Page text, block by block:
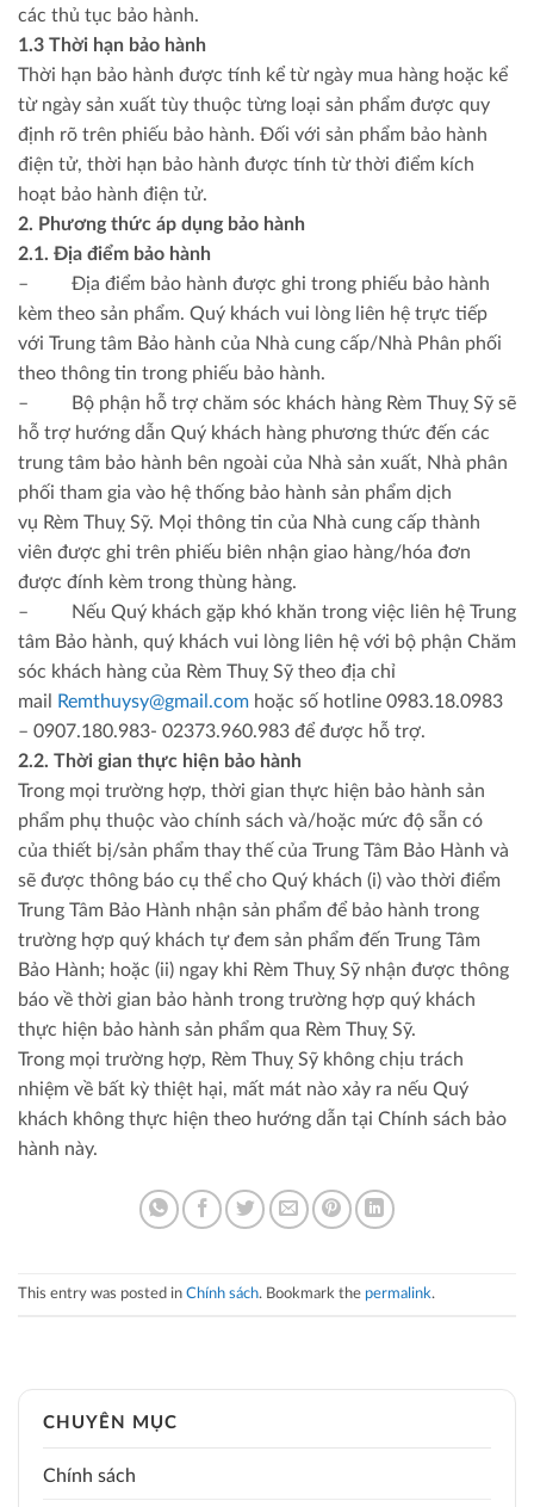
các thủ tục bảo hành.
1.3 Thời hạn bảo hành
Thời hạn bảo hành được tính kể từ ngày mua hàng hoặc kể
từ ngày sản xuất tùy thuộc từng loại sản phẩm được quy
định rõ trên phiếu bảo hành. Đối với sản phẩm bảo hành
điện tử, thời hạn bảo hành được tính từ thời điểm kích
hoạt bảo hành điện tử.
2. Phương thức áp dụng bảo hành
2.1. Địa điểm bảo hành
– Địa điểm bảo hành được ghi trong phiếu bảo hành
kèm theo sản phẩm. Quý khách vui lòng liên hệ trực tiếp
với Trung tâm Bảo hành của Nhà cung cấp/Nhà Phân phối
theo thông tin trong phiếu bảo hành.
– Bộ phận hỗ trợ chăm sóc khách hàng Rèm Thuỵ Sỹ sẽ
hỗ trợ hướng dẫn Quý khách hàng phương thức đến các
trung tâm bảo hành bên ngoài của Nhà sản xuất, Nhà phân
phối tham gia vào hệ thống bảo hành sản phẩm dịch
vụ Rèm Thuỵ Sỹ. Mọi thông tin của Nhà cung cấp thành
viên được ghi trên phiếu biên nhận giao hàng/hóa đơn
được đính kèm trong thùng hàng.
– Nếu Quý khách gặp khó khăn trong việc liên hệ Trung
tâm Bảo hành, quý khách vui lòng liên hệ với bộ phận Chăm
sóc khách hàng của Rèm Thuỵ Sỹ theo địa chỉ
mail
Remthuysy@gmail.com hoặc số hotline 0983.18.0983
– 0907.180.983- 02373.960.983 để được hỗ trợ.
2.2. Thời gian thực hiện bảo hành
Trong mọi trường hợp, thời gian thực hiện bảo hành sản
phẩm phụ thuộc vào chính sách và/hoặc mức độ sẵn có
của thiết bị/sản phẩm thay thế của Trung Tâm Bảo Hành và
sẽ được thông báo cụ thể cho Quý khách (i) vào thời điểm
Trung Tâm Bảo Hành nhận sản phẩm để bảo hành trong
trường hợp quý khách tự đem sản phẩm đến Trung Tâm
Bảo Hành; hoặc (ii) ngay khi Rèm Thuỵ Sỹ nhận được thông
báo về thời gian bảo hành trong trường hợp quý khách
thực hiện bảo hành sản phẩm qua Rèm Thuỵ Sỹ.
Trong mọi trường hợp, Rèm Thuỵ Sỹ không chịu trách
nhiệm về bất kỳ thiệt hại, mất mát nào xảy ra nếu Quý
khách không thực hiện theo hướng dẫn tại Chính sách bảo
hành này.
This entry was posted in Chính sách. Bookmark the permalink.
CHUYÊN MỤC
Chính sách